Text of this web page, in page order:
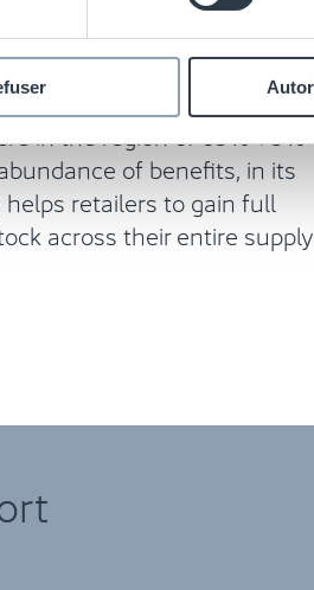
of item-level RFID
technology find that
dramatically,
in the region of 65%-75%
of benefits, in its
retailers to gain full
across their entire supply